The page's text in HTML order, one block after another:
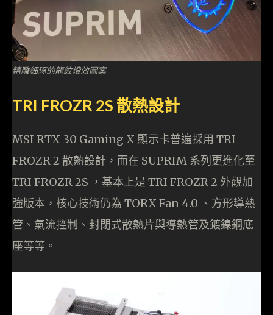
精雕細琢的龍紋燈效圖案
TRI FROZR 2S 散熱設計
MSI RTX 30 Gaming X 顯示卡普遍採用 TRI
FROZR 2 散熱設計，而在 SUPRIM 系列更進化至
TRI FROZR 2S ，基本上是 TRI FROZR 2 外觀加
強版本，核心技術仍為 TORX Fan 4.0 、方形導熱
管、氣流控制、封閉式散熱片與導熱管及鍍鎳銅底
座等等。